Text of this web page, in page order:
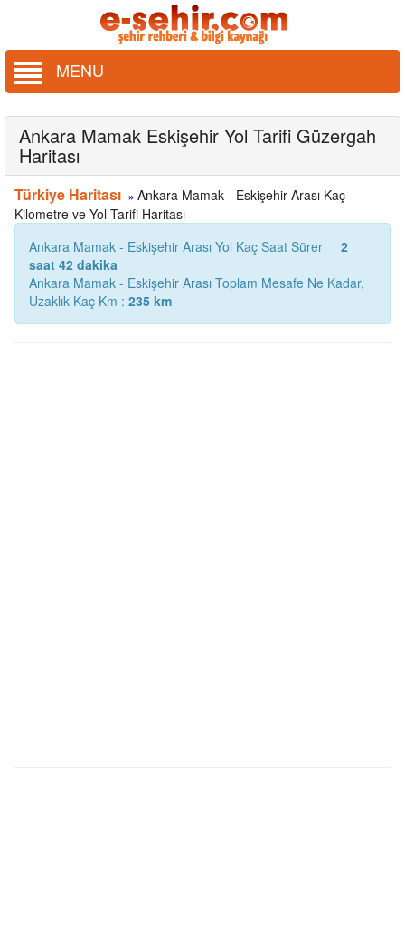
MENU
Ankara Mamak Eskişehir Yol Tarifi Güzergah
Haritası
Türkiye Haritası » Ankara Mamak - Eskişehir Arası Kaç
Kilometre ve Yol Tarifi Haritası
Ankara Mamak - Eskişehir Arası Yol Kaç Saat Sürer
2
saat 42 dakika
Ankara Mamak - Eskişehir Arası Toplam Mesafe Ne Kadar,
Uzaklık Kaç Km : 235 km